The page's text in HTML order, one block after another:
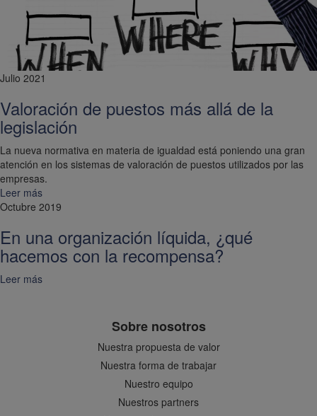
Julio 2021
Valoración de puestos más allá de la
legislación
La nueva normativa en materia de igualdad está poniendo una gran
atención en los sistemas de valoración de puestos utilizados por las
empresas.
Leer más
Octubre 2019
En una organización líquida, ¿qué
hacemos con la recompensa?
Leer más
Sobre nosotros
Nuestra propuesta de valor
Nuestra forma de trabajar
Nuestro equipo
Nuestros partners